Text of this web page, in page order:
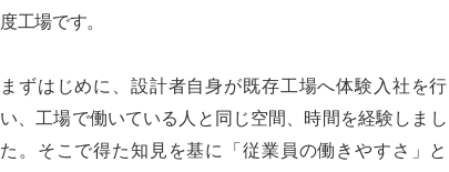
度工場です。
まずはじめに、設計者自身が既存工場へ体験入社を行
い、工場で働いている人と同じ空間、時間を経験しまし
た。そこで得た知見を基に「従業員の働きやすさ」と